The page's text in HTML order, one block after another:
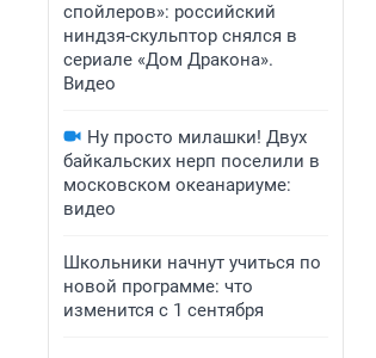
спойлеров»: российский
ниндзя-скульптор снялся в
сериале «Дом Дракона».
Видео
Ну просто милашки! Двух
байкальских нерп поселили в
московском океанариуме:
видео
Школьники начнут учиться по
новой программе: что
изменится с 1 сентября